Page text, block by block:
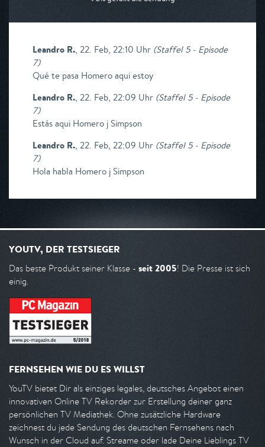
Leandro R., 22. Feb, 22:10 Uhr (Staffel 5 - Episode
7)
Qué te pasa Homero aqui estoy
Leandro R., 22. Feb, 22:09 Uhr (Staffel 5 - Episode
7)
Estás aqui Homero j Simpson
Leandro R., 22. Feb, 22:09 Uhr (Staffel 5 - Episode
7)
Hola habla Homero j Simpson
YOUTV, DER TESTSIEGER
Das beste Produkt seiner Klasse - seit 2005! Die Presse ist sich
einig.
FERNSEHEN WIE DU ES WILLST
YouTV bietet Dir als einziges legales, deutsches Angebot einen
innovativen Online TV Rekorder zur Erstellung deiner ganz
persönlichen TV Mediathek. Ohne zusätzliche Hardware
zeichnest du jede Sendung des deutschen Fernsehens nach
Wunsch in der Cloud auf. Streame oder lade Deine Lieblings TV